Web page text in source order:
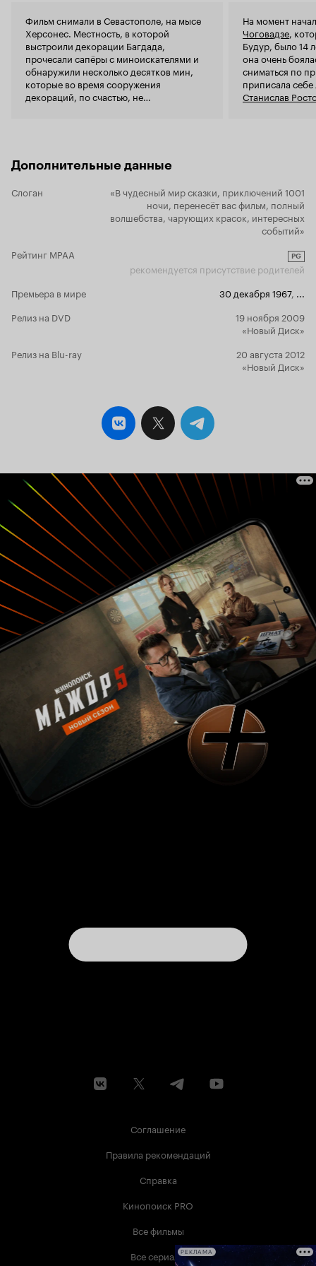
каждой мелочи. Пусть даже эта мелочь и не
будет заметна. Например, что каждый выход
Султана сопровождает львиный рык. И ведь не
синтезировали этот рык на компьютере -
записывали вживую. И сверчков записывали. И
целый город Багдад строили, и над каждым
образом, над трактовкой каждого персонажа
диске, купите вашим детям. Пока они у вас ещё
суррогатов'. Покажите им этот фильм. А ещё
лучше - посмотрите вместе с ними. 10 из 10
Фильм снимали в Севастополе, на мысе
Херсонес. Местность, в которой
выстроили декорации Багдада,
прочесали сапёры с миноискателями и
обнаружили несколько десятков мин,
которые во время сооружения
декораций, по счастью, не
На момент
Чоговадзе ,
Будур, было 14
она очень
сниматься по
приписала
Станислав
Дополнительные данные
Слоган
«В чудесный мир сказки, приключений 1001
ночи, перенесёт вас фильм, полный
волшебства, чарующих красок, интересных
событий»
Рейтинг MPAA
PG
рекомендуется присутствие родителей
Премьера в мире
30 декабря 1967,
Релиз на DVD
19 ноября 2009
«Новый Диск»
Релиз на Blu-ray
20 августа 2012
«Новый Диск»
Соглашение
Правила рекомендаций
Справка
Кинопоиск PRO
Все фильмы
Все сериалыРЕКЛАМА